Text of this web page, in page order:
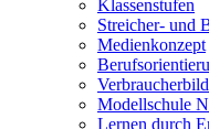
Klassenstufen
Streicher- und
Medienkonzept
Modellschule
Lernen durch